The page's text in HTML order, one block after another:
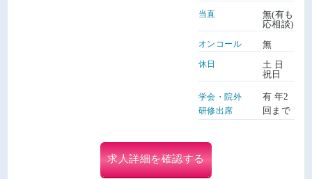
当直
無(有も
応相談)
オンコール 無
休日
土 日
祝日
学会・院外
研修出席
有 年2
回まで
求人詳細を確認する